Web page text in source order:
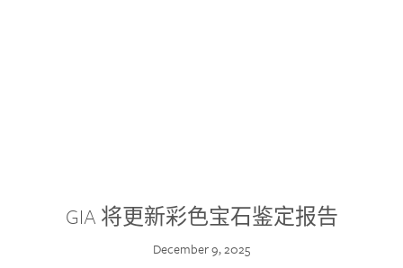
GIA 将更新彩色宝石鉴定报告
December 9, 2025